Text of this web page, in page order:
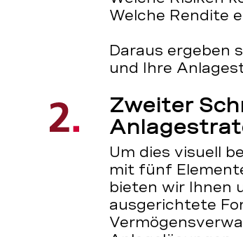
Welche Rendite
Daraus ergeben
und Ihre
Zweiter
Um dies visuell
mit fünf
bieten wir Ihnen
ausgerichtete